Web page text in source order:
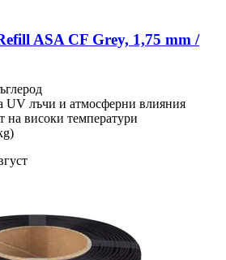
ASA CF Grey, 1,75 mm /
UV лъчи и атмосферни влияния
на високи температури